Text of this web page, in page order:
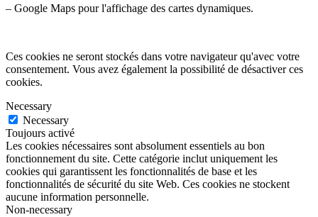
– Google Maps pour l'affichage des cartes dynamiques.
Ces cookies ne seront stockés dans votre navigateur qu'avec votre
consentement. Vous avez également la possibilité de désactiver ces
cookies.
Necessary
Necessary
Toujours activé
Les cookies nécessaires sont absolument essentiels au bon
fonctionnement du site. Cette catégorie inclut uniquement les
cookies qui garantissent les fonctionnalités de base et les
fonctionnalités de sécurité du site Web. Ces cookies ne stockent
aucune information personnelle.
Non-necessary